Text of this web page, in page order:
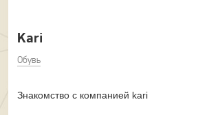
Kari
Обувь
Знакомство с компанией kari